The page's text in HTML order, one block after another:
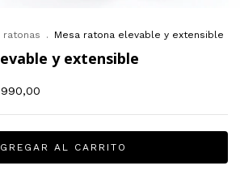
ratonas . Mesa ratona elevable y extensible
y extensible